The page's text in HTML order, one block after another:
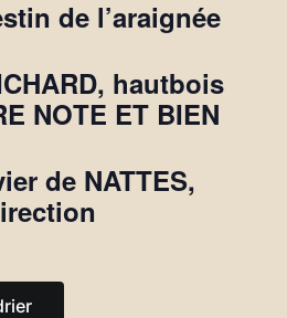
de l’araignée
, hautbois
NOTE ET BIEN
de NATTES,